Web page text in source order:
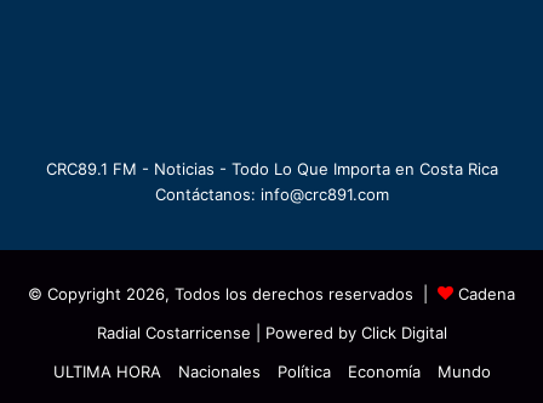
CRC89.1 FM - Noticias - Todo Lo Que Importa en Costa Rica
Contáctanos: info@crc891.com
© Copyright 2026, Todos los derechos reservados |
Cadena
Radial Costarricense | Powered by Click Digital
ULTIMA HORA
Nacionales Política Economía
Mundo